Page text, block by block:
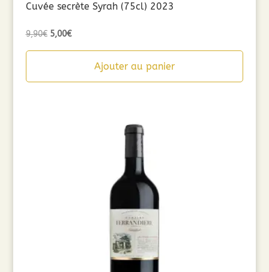
Cuvée secrète Syrah (75cl) 2023
9,90€ Le
5,00€Le
Ajouter au panier